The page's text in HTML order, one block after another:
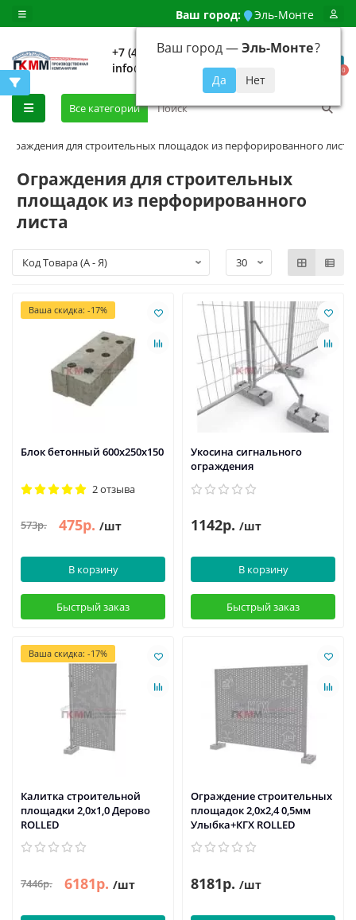
Ваш город: Эль-Монте
Ваш город —Эль-Монте?
+7 (499) 648-92-94
info@evroshtaketnikmoskva.ru
0
Все категории
Ограждения для строительных площадок из перфорированного листа
Ограждения для строительных
площадок из перфорированного
листа
Ваша скидка: -17%
Блок бетонный 600х250х150
2 отзыва
573р. 475р. /шт
В корзину
Быстрый заказ
Укосина сигнального
ограждения
1142р. /шт
В корзину
Быстрый заказ
Ваша скидка: -17%
Калитка строительной
площадки 2,0х1,0 Дерово
ROLLED
7446р. 6181р. /шт
Ограждение строительных
площадок 2,0х2,4 0,5мм
Улыбка+КГХ ROLLED
8181р. /шт